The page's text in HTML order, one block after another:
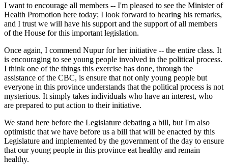
I want to encourage all members -- I'm pleased to see the Minister of
Health Promotion here today; I look forward to hearing his remarks,
and I trust we will have his support and the support of all members
of the House for this important legislation.
Once again, I commend Nupur for her initiative -- the entire class. It
is encouraging to see young people involved in the political process.
I think one of the things this exercise has done, through the
assistance of the CBC, is ensure that not only young people but
everyone in this province understands that the political process is not
mysterious. It simply takes individuals who have an interest, who
are prepared to put action to their initiative.
We stand here before the Legislature debating a bill, but I'm also
optimistic that we have before us a bill that will be enacted by this
Legislature and implemented by the government of the day to ensure
that our young people in this province eat healthy and remain
healthy.